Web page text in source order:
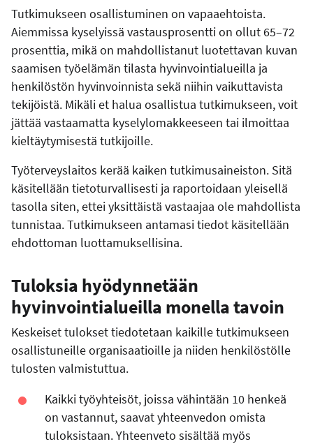
Tutkimukseen osallistuminen on vapaaehtoista.
Aiemmissa kyselyissä vastausprosentti on ollut 65–72
prosenttia, mikä on mahdollistanut luotettavan kuvan
saamisen työelämän tilasta hyvinvointialueilla ja
henkilöstön hyvinvoinnista sekä niihin vaikuttavista
tekijöistä. Mikäli et halua osallistua tutkimukseen, voit
jättää vastaamatta kyselylomakkeeseen tai ilmoittaa
kieltäytymisestä tutkijoille.
Työterveyslaitos kerää kaiken tutkimusaineiston. Sitä
käsitellään tietoturvallisesti ja raportoidaan yleisellä
tasolla siten, ettei yksittäistä vastaajaa ole mahdollista
tunnistaa. Tutkimukseen antamasi tiedot käsitellään
ehdottoman luottamuksellisina.
Tuloksia hyödynnetään
hyvinvointialueilla monella tavoin
Keskeiset tulokset tiedotetaan kaikille tutkimukseen
osallistuneille organisaatioille ja niiden henkilöstölle
tulosten valmistuttua.
Kaikki työyhteisöt, joissa vähintään 10 henkeä
on vastannut, saavat yhteenvedon omista
tuloksistaan. Yhteenveto sisältää myös